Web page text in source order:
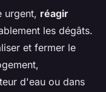
urgent, réagir
les dégâts.
et fermer le
d'eau ou dans